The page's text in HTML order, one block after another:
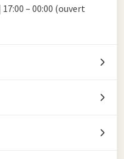
– 00:00 (ouvert